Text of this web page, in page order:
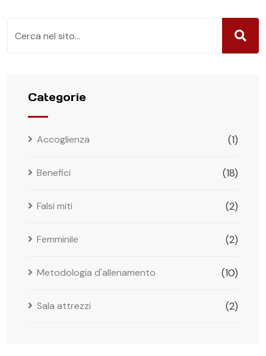
Categorie
Accoglienza (1)
Benefici (18)
Falsi miti (2)
Femminile (2)
Metodologia d'allenamento (10)
Sala attrezzi (2)